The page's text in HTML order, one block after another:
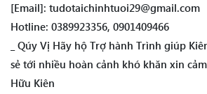
[Email]: tudotaichinhtuoi29@gmail.com
Hotline: 0389923356, 0901409466
_ Qúy Vị Hãy hộ Trợ hành Trình giúp
sẻ tới nhiều hoàn cảnh khó khăn xin
Hữu Kiên